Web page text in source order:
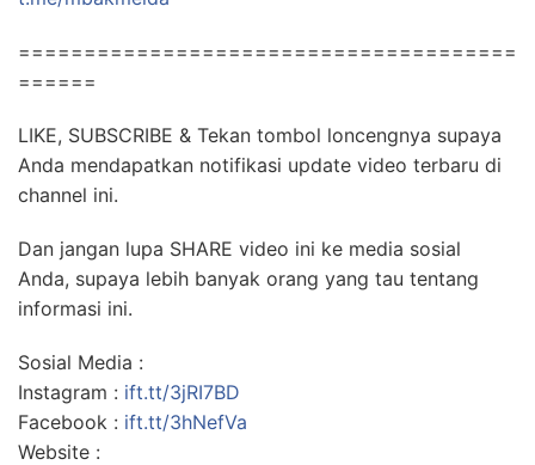
======================================
======
LIKE, SUBSCRIBE & Tekan tombol loncengnya supaya
Anda mendapatkan notifikasi update video terbaru di
channel ini.
Dan jangan lupa SHARE video ini ke media sosial
Anda, supaya lebih banyak orang yang tau tentang
informasi ini.
Sosial Media :
Instagram : ift.tt/3jRI7BD
Facebook : ift.tt/3hNefVa
Website :